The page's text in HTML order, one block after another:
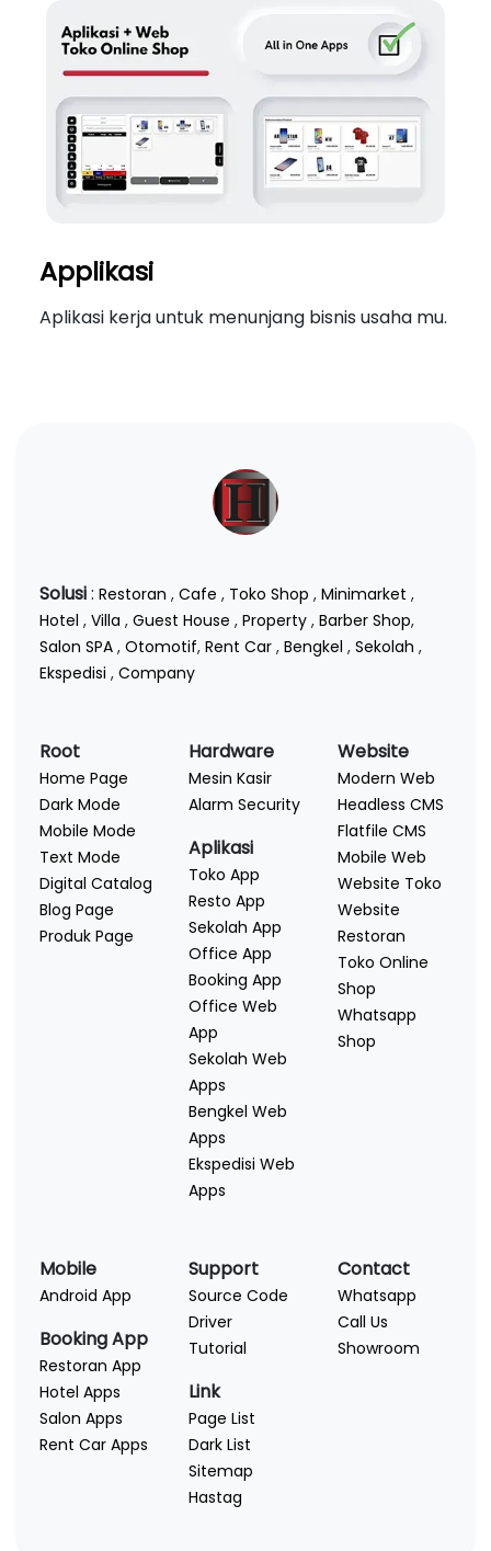
Applikasi
Aplikasi kerja untuk menunjang bisnis usaha mu.
Solusi: Restoran , Cafe , Toko Shop , Minimarket ,
Hotel , Villa , Guest House , Property , Barber Shop,
Salon SPA , Otomotif, Rent Car , Bengkel , Sekolah ,
Ekspedisi , Company
Root
Home Page
Dark Mode
Mobile Mode
Text Mode
Digital Catalog
Blog Page
Produk Page
Hardware
Mesin Kasir
Alarm Security
Aplikasi
Toko App
Resto App
Sekolah App
Office App
Booking App
Office Web
App
Sekolah Web
Apps
Bengkel Web
Apps
Ekspedisi Web
Apps
Website
Modern Web
Headless CMS
Flatfile CMS
Mobile Web
Website Toko
Website
Restoran
Toko Online
Shop
Whatsapp
Shop
Mobile
Android App
Booking App
Restoran App
Hotel Apps
Salon Apps
Rent Car Apps
Support
Source Code
Driver
Tutorial
Link
Page List
Dark List
Sitemap
Hastag
Contact
Whatsapp
Call Us
Showroom